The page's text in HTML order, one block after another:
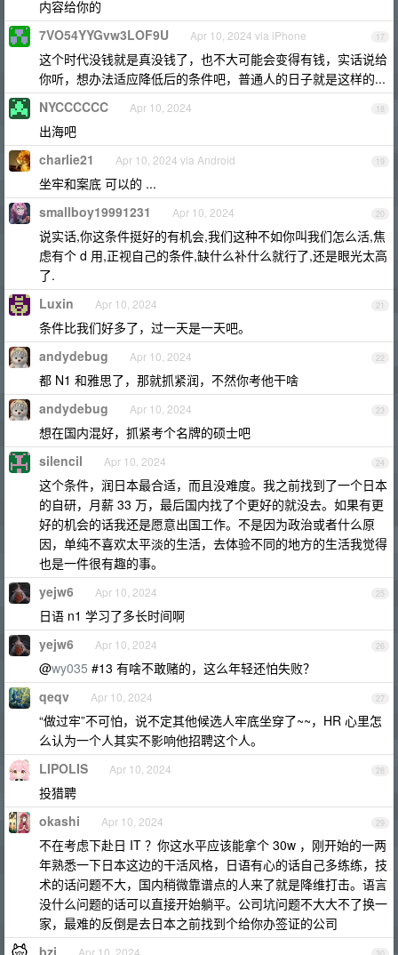
内容给你的
17
7VO54YYGvw3LOF9U Apr 10, 2024 via iPhone
这个时代没钱就是真没钱了，也不大可能会变得有钱，实话说给
你听，想办法适应降低后的条件吧，普通人的日子就是这样的...
18
NYCCCCCC Apr 10, 2024
出海吧
19
charlie21 Apr 10, 2024 via Android
坐牢和案底 可以的 ...
20
smallboy19991231 Apr 10, 2024
说实话,你这条件挺好的有机会,我们这种不如你叫我们怎么活,焦
虑有个 d 用,正视自己的条件,缺什么补什么就行了,还是眼光太高
了.
21
Luxin Apr 10, 2024
条件比我们好多了，过一天是一天吧。
22
andydebug Apr 10, 2024
都 N1 和雅思了，那就抓紧润，不然你考他干啥
23
andydebug Apr 10, 2024
想在国内混好，抓紧考个名牌的硕士吧
24
silencil Apr 10, 2024
这个条件，润日本最合适，而且没难度。我之前找到了一个日本
的自研，月薪 33 万，最后国内找了个更好的就没去。如果有更
好的机会的话我还是愿意出国工作。不是因为政治或者什么原
因，单纯不喜欢太平淡的生活，去体验不同的地方的生活我觉得
也是一件很有趣的事。
25
yejw6 Apr 10, 2024
日语 n1 学习了多长时间啊
26
yejw6 Apr 10, 2024
@wy035 #13 有啥不敢赌的，这么年轻还怕失败？
27
qeqv Apr 10, 2024
“做过牢”不可怕，说不定其他候选人牢底坐穿了~~，HR 心里怎
么认为一个人其实不影响他招聘这个人。
28
LIPOLIS Apr 10, 2024
投猎聘
29
okashi Apr 10, 2024
不在考虑下赴日 IT ？你这水平应该能拿个 30w ，刚开始的一两
年熟悉一下日本这边的干活风格，日语有心的话自己多练练，技
术的话问题不大，国内稍微靠谱点的人来了就是降维打击。语言
没什么问题的话可以直接开始躺平。公司坑问题不大大不了换一
家，最难的反倒是去日本之前找到个给你办签证的公司
bzj Apr 10, 2024